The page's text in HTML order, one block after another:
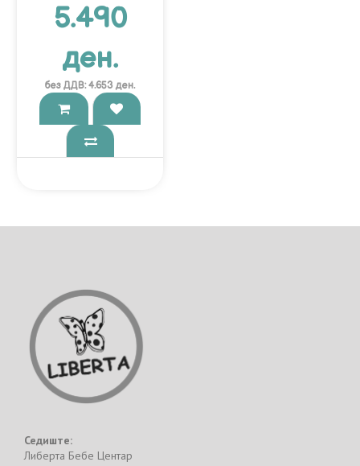
5.490
ден.
без ДДВ: 4.653 ден.
Седиште:
Либерта Бебе Центар